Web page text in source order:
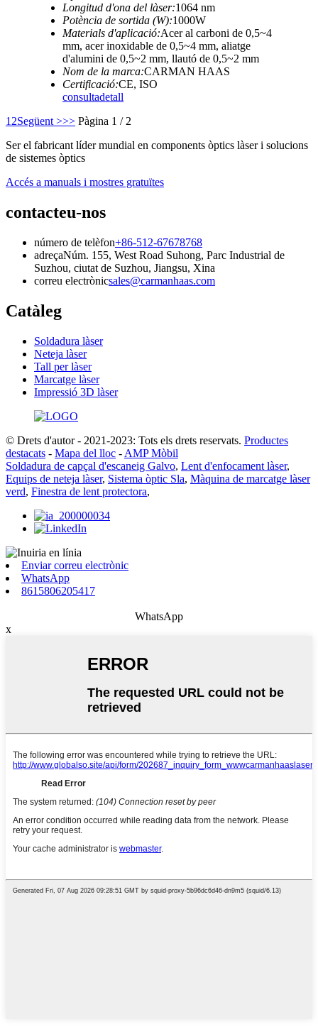
Longitud d'ona del làser:1064 nm
Potència de sortida (W):1000W
Materials d'aplicació:Acer al carboni de 0,5~4
mm, acer inoxidable de 0,5~4 mm, aliatge
d'alumini de 0,5~2 mm, llautó de 0,5~2 mm
Nom de la marca:CARMAN HAAS
Certificació:CE, ISO
consultadetall
1 2Següent >>> Pàgina 1 / 2
Ser el fabricant líder mundial en components òptics làser i solucions
de sistemes òptics
Accés a manuals i mostres gratuïtes
contacteu-nos
número de telèfon+86-512-67678768
adreçaNúm. 155, West Road Suhong, Parc Industrial de
Suzhou, ciutat de Suzhou, Jiangsu, Xina
correu electrònicsales@carmanhaas.com
Catàleg
Soldadura làser
Neteja làser
Tall per làser
Marcatge làser
Impressió 3D làser
© Drets d'autor - 2021-2023: Tots els drets reservats. Productes
destacats - Mapa del lloc - AMP Mòbil
Soldadura de capçal d'escaneig Galvo, Lent d'enfocament làser,
Equips de neteja làser, Sistema òptic Sla, Màquina de marcatge làser
verd, Finestra de lent protectora,
Enviar correu electrònic
WhatsApp
8615806205417
WhatsApp
x